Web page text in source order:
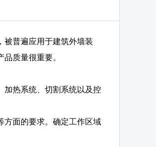
被普遍应用于建筑外墙装
质量很重要。
加热系统、切割系统以及控
方面的要求。确定工作区域